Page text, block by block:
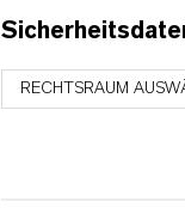
RECHTSRAUM